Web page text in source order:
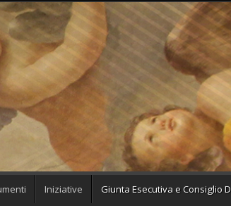
Iniziative Giunta Esecutiva e Consiglio